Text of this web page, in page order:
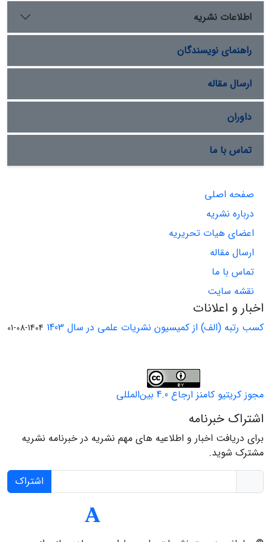
اطلاعات نشریه
راهنمای نویسندگان
ارسال مقاله
داوران
تماس با ما
صفحه اصلی
درباره نشریه
اعضای هیات تحریریه
ارسال مقاله
تماس با ما
نقشه سایت
اخبار و اعلانات
کسب رتبه (الف) از کمیسیون نشریات علمی در سال 1403 1404-08-01
مجوز کریتیو کامنز ارجاع 4.0 بین‌المللی
اشتراک خبرنامه
برای دریافت اخبار و اطلاعیه های مهم نشریه در خبرنامه نشریه
مشترک شوید.
اشتراک